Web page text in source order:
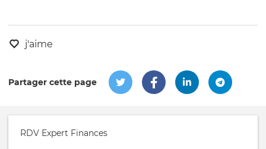
j'aime
Partager cette page
RDV Expert Finances